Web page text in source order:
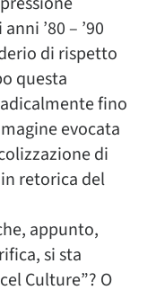
’80 – ’90
di rispetto
questa
fino
evocata
di
retorica del
appunto,
si sta
Culture”? O